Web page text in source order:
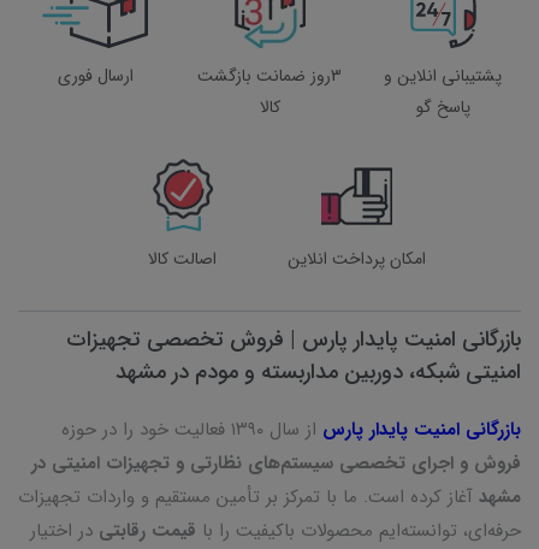
پشتیبانی انلاین و
پاسخ گو
3روز ضمانت بازگشت
کالا
ارسال فوری
امکان پرداخت انلاین اصالت کالا
بازرگانی امنیت پایدار پارس | فروش تخصصی تجهیزات
امنیتی شبکه، دوربین مداربسته و مودم در مشهد
بازرگانی امنیت پایدار پارس از سال ۱۳۹۰ فعالیت خود را در حوزه
فروش و اجرای تخصصی سیستم‌های نظارتی و تجهیزات امنیتی در
مشهد آغاز کرده است. ما با تمرکز بر تأمین مستقیم و واردات تجهیزات
حرفه‌ای، توانسته‌ایم محصولات باکیفیت را با قیمت رقابتی در اختیار